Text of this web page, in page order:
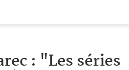
: "Les séries